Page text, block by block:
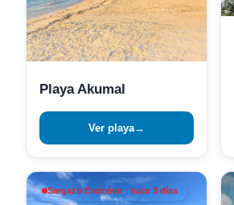
Playa Akumal
Ver playa→
Sargazo Excesivo · hace 3 días